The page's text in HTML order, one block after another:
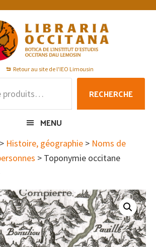
Retour au site de l'IEO Limousin
pour :
RECHERCHE
MENU
> Histoire, géographie > Noms de
> Toponymie occitane